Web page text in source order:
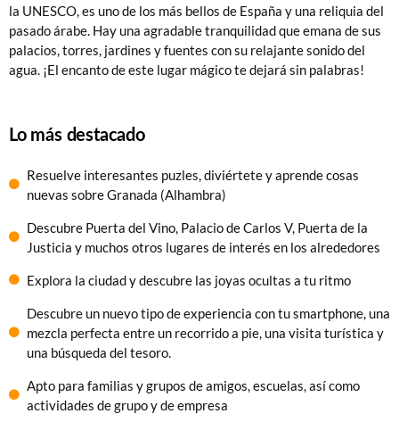
la UNESCO, es uno de los más bellos de España y una reliquia del
pasado árabe. Hay una agradable tranquilidad que emana de sus
palacios, torres, jardines y fuentes con su relajante sonido del
agua. ¡El encanto de este lugar mágico te dejará sin palabras!
Lo más destacado
Resuelve interesantes puzles, diviértete y aprende cosas
nuevas sobre Granada (Alhambra)
Descubre Puerta del Vino, Palacio de Carlos V, Puerta de la
Justicia y muchos otros lugares de interés en los alrededores
Explora la ciudad y descubre las joyas ocultas a tu ritmo
Descubre un nuevo tipo de experiencia con tu smartphone, una
mezcla perfecta entre un recorrido a pie, una visita turística y
una búsqueda del tesoro.
Apto para familias y grupos de amigos, escuelas, así como
actividades de grupo y de empresa